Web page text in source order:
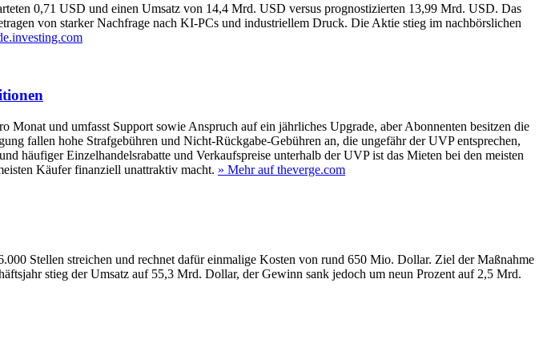
0,71 USD und einen Umsatz von 14,4 Mrd. USD versus prognostizierten 13,99 Mrd. USD. Das
von starker Nachfrage nach KI‑PCs und industriellem Druck. Die Aktie stieg im nachbörslichen
und umfasst Support sowie Anspruch auf ein jährliches Upgrade, aber Abonnenten besitzen die
fallen hohe Strafgebühren und Nicht-Rückgabe-Gebühren an, die ungefähr der UVP entsprechen,
häufiger Einzelhandelsrabatte und Verkaufspreise unterhalb der UVP ist das Mieten bei den meisten
Käufer finanziell unattraktiv macht. » Mehr auf theverge.com
Stellen streichen und rechnet dafür einmalige Kosten von rund 650 Mio. Dollar. Ziel der Maßnahme
stieg der Umsatz auf 55,3 Mrd. Dollar, der Gewinn sank jedoch um neun Prozent auf 2,5 Mrd.